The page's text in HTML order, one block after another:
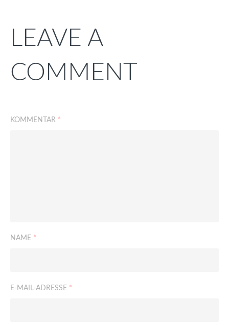
LEAVE A
COMMENT
KOMMENTAR *
NAME *
E-MAIL-ADRESSE *